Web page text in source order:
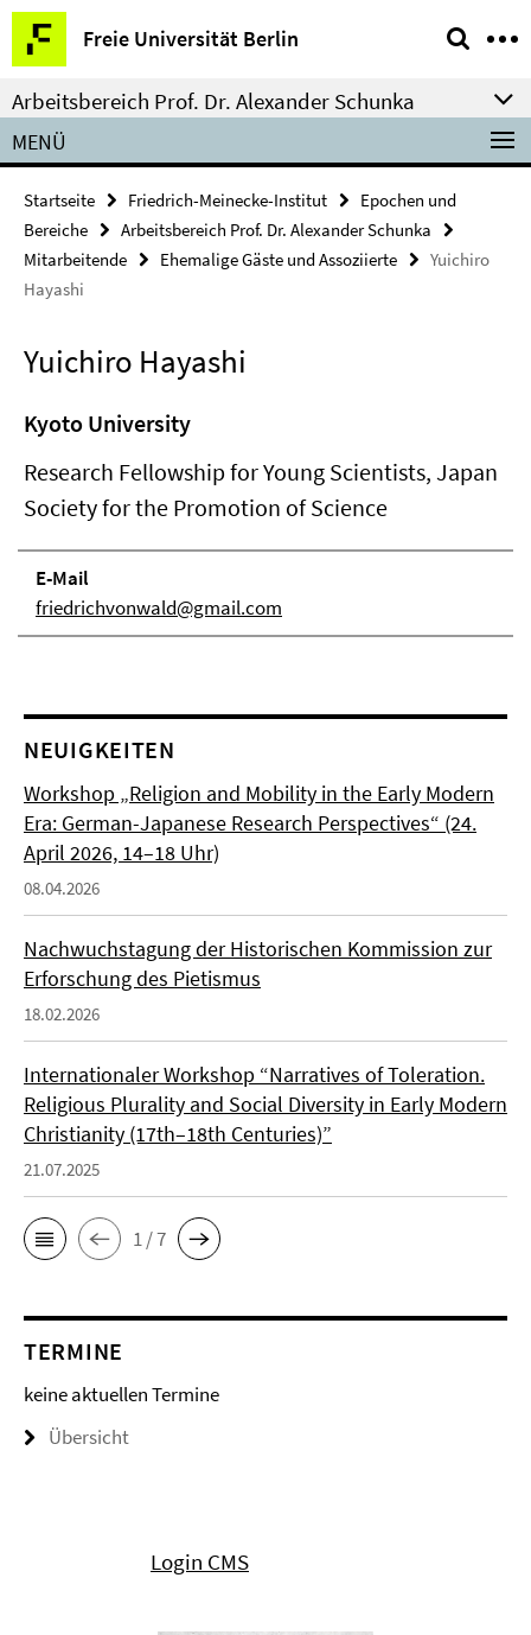
Springe
direkt
zu
Inhalt
Freie Universität Berlin
Service-
Navigation
Arbeitsbereich Prof. Dr. Alexander Schunka
MENÜ
Startseite Friedrich-Meinecke-Institut
Epochen und
Bereiche
Arbeitsbereich Prof. Dr. Alexander Schunka
Mitarbeitende
Ehemalige Gäste und Assoziierte
Yuichiro
Hayashi
Yuichiro Hayashi
Kyoto University
Research Fellowship for Young Scientists, Japan
Society for the Promotion of Science
E-Mail
friedrichvonwald@gmail.com
NEUIGKEITEN
Workshop „Religion and Mobility in the Early Modern
Era: German-Japanese Research Perspectives“ (24.
April 2026, 14–18 Uhr)
08.04.2026
Nachwuchstagung der Historischen Kommission zur
Erforschung des Pietismus
18.02.2026
Internationaler Workshop “Narratives of Toleration.
Religious Plurality and Social Diversity in Early Modern
Christianity (17th–18th Centuries)”
21.07.2025
1 / 7
TERMINE
keine aktuellen Termine
Übersicht
Login CMS